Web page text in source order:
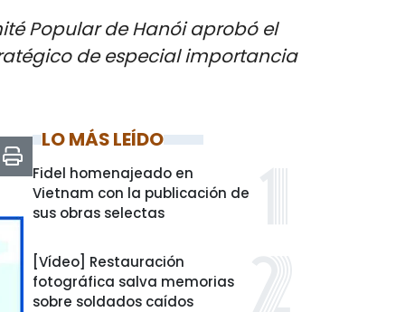
Popular de Hanói aprobó el
de especial importancia
LO MÁS LEÍDO
Fidel homenajeado en
Vietnam con la publicación de
sus obras selectas
[Vídeo] Restauración
fotográfica salva memorias
sobre soldados caídos